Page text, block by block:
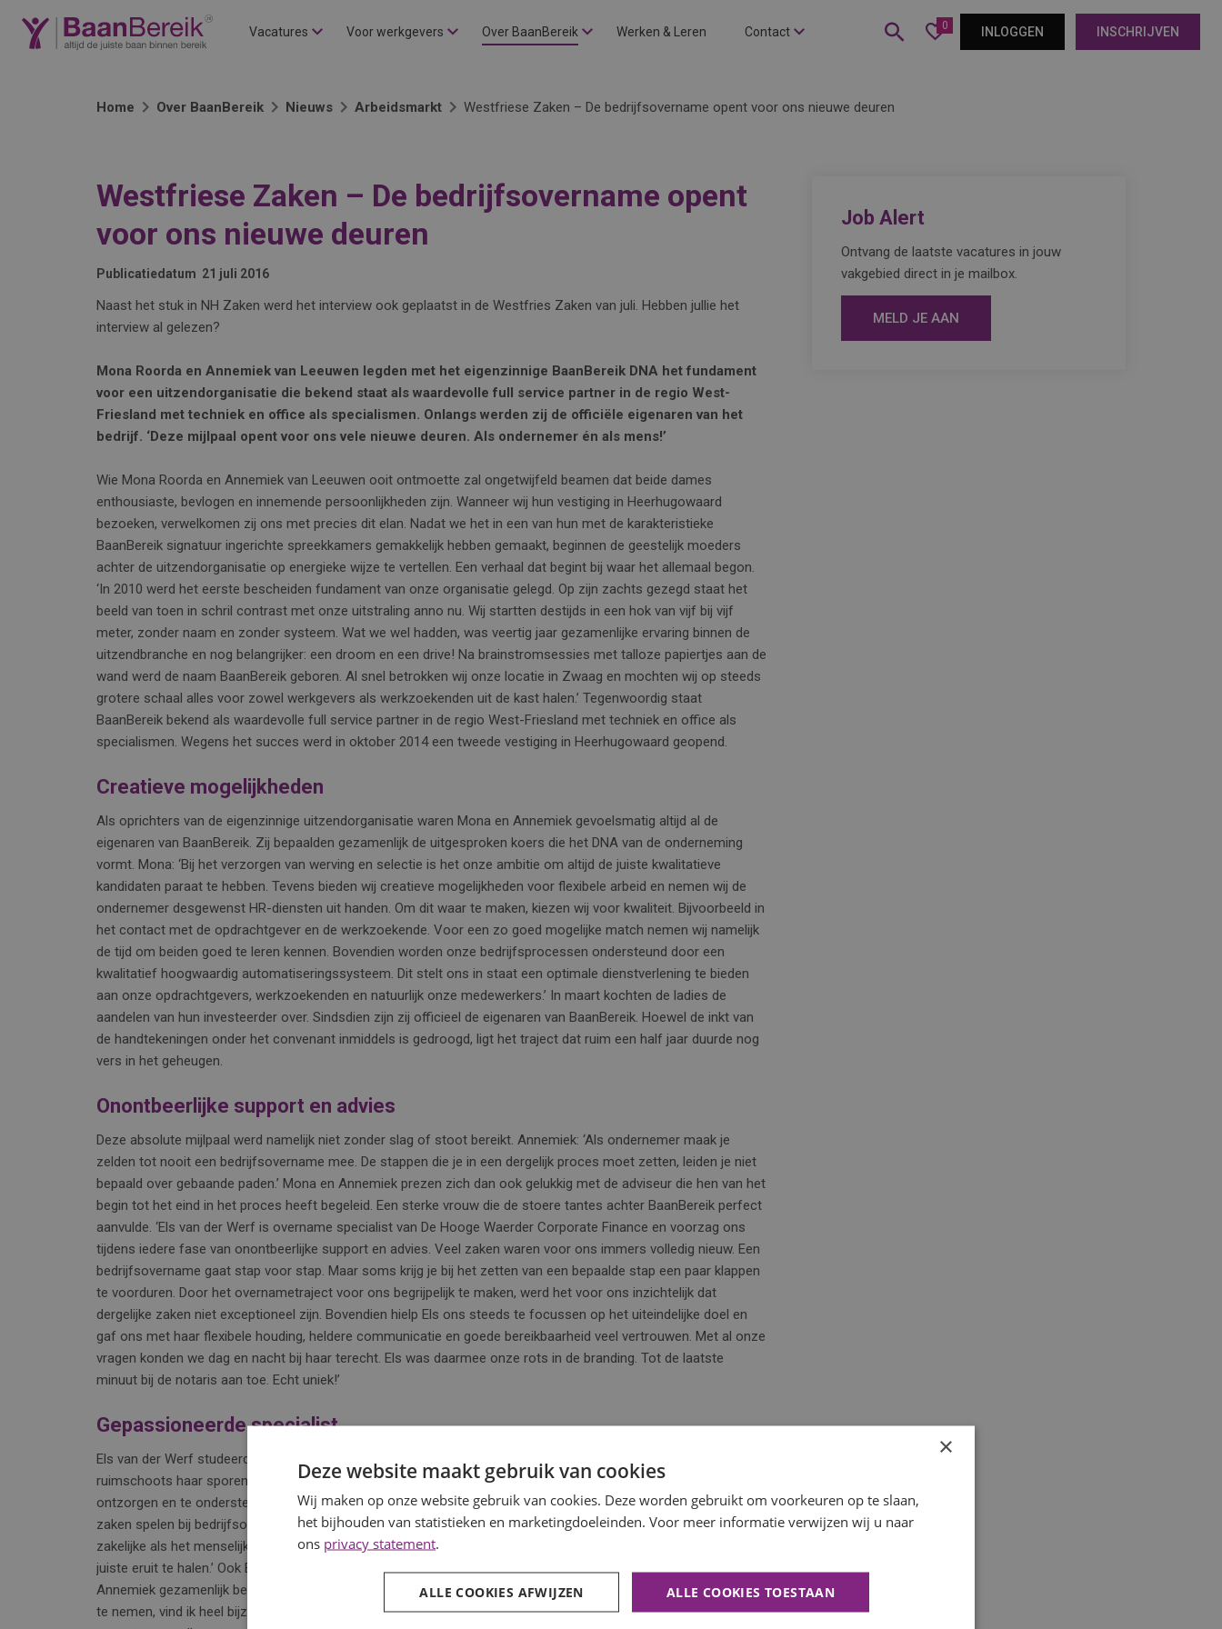
Vacatures Voor werkgevers Over BaanBereik Werken & Leren Contact 0 INLOGGEN INSCHRIJVEN
Home Over BaanBereik Nieuws Arbeidsmarkt Westfriese Zaken – De bedrijfsovername opent voor ons nieuwe deuren
Westfriese Zaken – De bedrijfsovername opent
voor ons nieuwe deuren
Publicatiedatum 21 juli 2016
Naast het stuk in NH Zaken werd het interview ook geplaatst in de Westfries Zaken van juli. Hebben jullie het
interview al gelezen?
Mona Roorda en Annemiek van Leeuwen legden met het eigenzinnige BaanBereik DNA het fundament
voor een uitzendorganisatie die bekend staat als waardevolle full service partner in de regio West-
Friesland met techniek en office als specialismen. Onlangs werden zij de officiële eigenaren van het
bedrijf. ‘Deze mijlpaal opent voor ons vele nieuwe deuren. Als ondernemer én als mens!’
Wie Mona Roorda en Annemiek van Leeuwen ooit ontmoette zal ongetwijfeld beamen dat beide dames
enthousiaste, bevlogen en innemende persoonlijkheden zijn. Wanneer wij hun vestiging in Heerhugowaard
bezoeken, verwelkomen zij ons met precies dit elan. Nadat we het in een van hun met de karakteristieke
BaanBereik signatuur ingerichte spreekkamers gemakkelijk hebben gemaakt, beginnen de geestelijk moeders
achter de uitzendorganisatie op energieke wijze te vertellen. Een verhaal dat begint bij waar het allemaal begon.
‘In 2010 werd het eerste bescheiden fundament van onze organisatie gelegd. Op zijn zachts gezegd staat het
beeld van toen in schril contrast met onze uitstraling anno nu. Wij startten destijds in een hok van vijf bij vijf
meter, zonder naam en zonder systeem. Wat we wel hadden, was veertig jaar gezamenlijke ervaring binnen de
uitzendbranche en nog belangrijker: een droom en een drive! Na brainstromsessies met talloze papiertjes aan de
wand werd de naam BaanBereik geboren. Al snel betrokken wij onze locatie in Zwaag en mochten wij op steeds
grotere schaal alles voor zowel werkgevers als werkzoekenden uit de kast halen.’ Tegenwoordig staat
BaanBereik bekend als waardevolle full service partner in de regio West-Friesland met techniek en office als
specialismen. Wegens het succes werd in oktober 2014 een tweede vestiging in Heerhugowaard geopend.
Creatieve mogelijkheden
Als oprichters van de eigenzinnige uitzendorganisatie waren Mona en Annemiek gevoelsmatig altijd al de
eigenaren van BaanBereik. Zij bepaalden gezamenlijk de uitgesproken koers die het DNA van de onderneming
vormt. Mona: ‘Bij het verzorgen van werving en selectie is het onze ambitie om altijd de juiste kwalitatieve
kandidaten paraat te hebben. Tevens bieden wij creatieve mogelijkheden voor flexibele arbeid en nemen wij de
ondernemer desgewenst HR-diensten uit handen. Om dit waar te maken, kiezen wij voor kwaliteit. Bijvoorbeeld in
het contact met de opdrachtgever en de werkzoekende. Voor een zo goed mogelijke match nemen wij namelijk
de tijd om beiden goed te leren kennen. Bovendien worden onze bedrijfsprocessen ondersteund door een
kwalitatief hoogwaardig automatiseringssysteem. Dit stelt ons in staat een optimale dienstverlening te bieden
aan onze opdrachtgevers, werkzoekenden en natuurlijk onze medewerkers.’ In maart kochten de ladies de
aandelen van hun investeerder over. Sindsdien zijn zij officieel de eigenaren van BaanBereik. Hoewel de inkt van
de handtekeningen onder het convenant inmiddels is gedroogd, ligt het traject dat ruim een half jaar duurde nog
vers in het geheugen.
Onontbeerlijke support en advies
Deze absolute mijlpaal werd namelijk niet zonder slag of stoot bereikt. Annemiek: ‘Als ondernemer maak je
zelden tot nooit een bedrijfsovername mee. De stappen die je in een dergelijk proces moet zetten, leiden je niet
bepaald over gebaande paden.’ Mona en Annemiek prezen zich dan ook gelukkig met de adviseur die hen van het
begin tot het eind in het proces heeft begeleid. Een sterke vrouw die de stoere tantes achter BaanBereik perfect
aanvulde. ‘Els van der Werf is overname specialist van De Hooge Waerder Corporate Finance en voorzag ons
tijdens iedere fase van onontbeerlijke support en advies. Veel zaken waren voor ons immers volledig nieuw. Een
bedrijfsovername gaat stap voor stap. Maar soms krijg je bij het zetten van een bepaalde stap een paar klappen
te voorduren. Door het overnametraject voor ons begrijpelijk te maken, werd het voor ons inzichtelijk dat
dergelijke zaken niet exceptioneel zijn. Bovendien hielp Els ons steeds te focussen op het uiteindelijke doel en
gaf ons met haar flexibele houding, heldere communicatie en goede bereikbaarheid veel vertrouwen. Met al onze
vragen konden we dag en nacht bij haar terecht. Els was daarmee onze rots in de branding. Tot de laatste
minuut bij de notaris aan toe. Echt uniek!’
Gepassioneerde specialist
Els van der Werf studeerde fiscaal recht en verdiende binnen de bancaire wereld met diverse functies
ruimschoots haar sporen. Tegenwoordig is het haar passie om de ondernemende mens met haar expertise te
ontzorgen en te ondersteunen tijdens de aan- of verkoop van bedrijven. ‘Naast financiële, juridische en fiscale
zaken spelen bij bedrijfsovername emoties een grote rol. Mijn werk focust zich dan ook op zowel het analytisch
zakelijke als het menselijke niveau. Oplossingen zijn er honderd in een doosje. Het is echter de kunst om de
juiste eruit te halen.’ Ook Els ondervond aan den lijve de enorme dosis doorzettingsvermogen waarover Mona en
Annemiek gezamenlijk beschikken. ‘Het feit dat zij de stap volledig durfden te zetten en een groot risico durfden
te nemen, vind ik heel bijzonder! De dames zijn geweldig in staat geweest om de zakelijke kant en de emotionele
Job Alert
Ontvang de laatste vacatures in jouw
vakgebied direct in je mailbox.
MELD JE AAN
×
Deze website maakt gebruik van cookies
Wij maken op onze website gebruik van cookies. Deze worden gebruikt om voorkeuren op te slaan,
het bijhouden van statistieken en marketingdoeleinden. Voor meer informatie verwijzen wij u naar
ons privacy statement.
ALLE COOKIES TOESTAAN
ALLE COOKIES AFWIJZEN